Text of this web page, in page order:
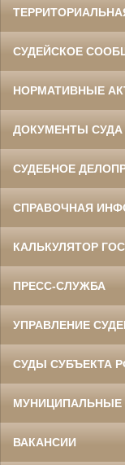
СУДЕЙСКОЕ
НОРМАТИВНЫЕ
ДОКУМЕНТЫ СУДА
СУДЕБНОЕ
СПРАВОЧНАЯ
КАЛЬКУЛЯТОР
ПРЕСС-СЛУЖБА
УПРАВЛЕНИЕ
СУДЫ СУБЪЕКТА
МУНИЦИПАЛЬНЫЕ
ВАКАНСИИ